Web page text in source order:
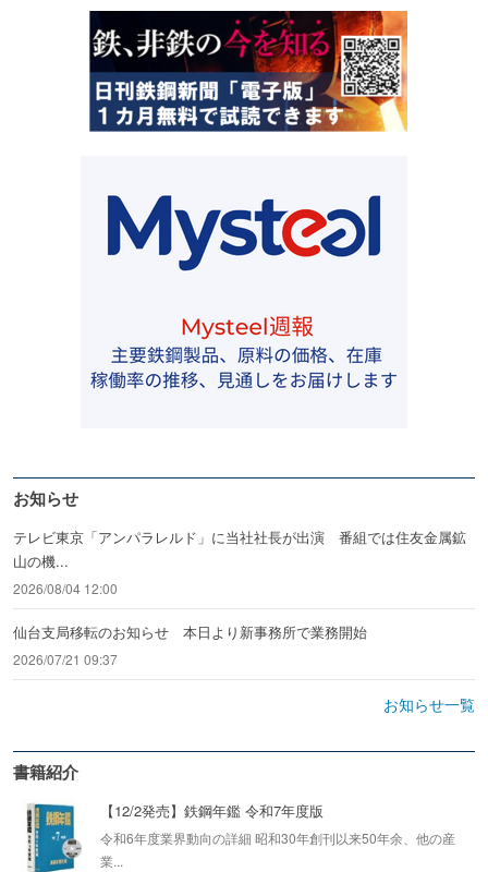
お知らせ
テレビ東京「アンパラレルド」に当社社長が出演 番組では住友金属鉱
山の機...
2026/08/04 12:00
仙台支局移転のお知らせ 本日より新事務所で業務開始
2026/07/21 09:37
お知らせ一覧
書籍紹介
【12/2発売】鉄鋼年鑑 令和7年度版
令和6年度業界動向の詳細 昭和30年創刊以来50年余、他の産
業...